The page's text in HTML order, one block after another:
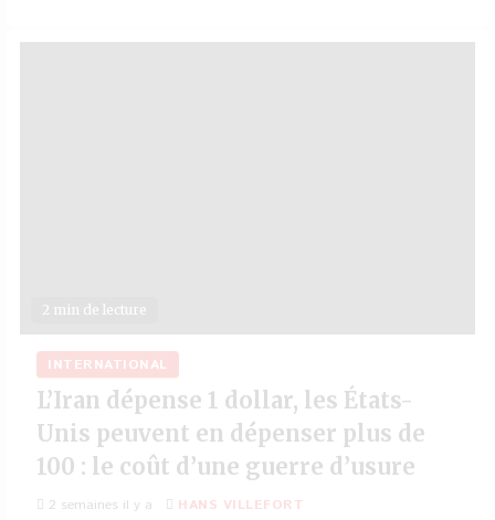
2 min de lecture
INTERNATIONAL
L’Iran dépense 1 dollar, les États-
Unis peuvent en dépenser plus de
100 : le coût d’une guerre d’usure
2 semaines il y a HANS VILLEFORT